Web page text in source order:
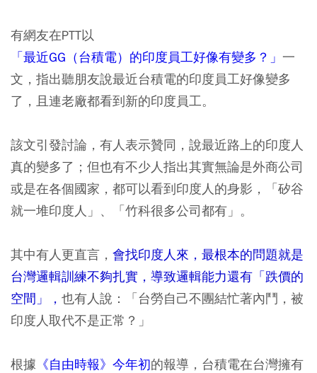
有網友在PTT以
「最近GG（台積電）的印度員工好像有變多？」 一
文，指出聽朋友說最近台積電的印度員工好像變多
了，且連老廠都看到新的印度員工。
該文引發討論，有人表示贊同，說最近路上的印度人
真的變多了；但也有不少人指出其實無論是外商公司
或是在各個國家，都可以看到印度人的身影，「矽谷
就一堆印度人」、「竹科很多公司都有」。
其中有人更直言， 會找印度人來，最根本的問題就是
台灣邏輯訓練不夠扎實，導致邏輯能力還有「跌價的
空間」， 也有人說：「台勞自己不團結忙著內鬥，被
印度人取代不是正常？」
根據 《自由時報》今年初的報導，台積電在台灣擁有